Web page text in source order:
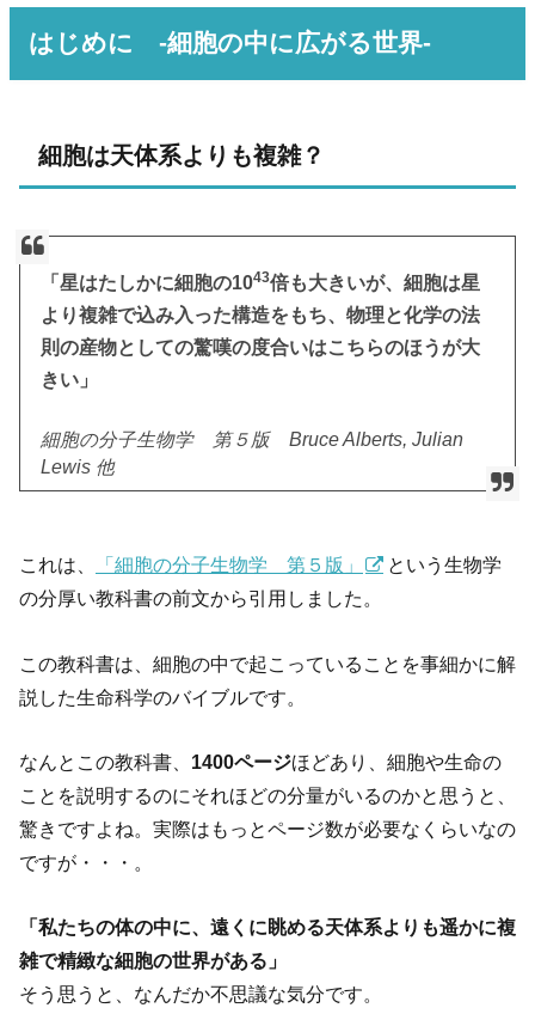
はじめに -細胞の中に広がる世界-
細胞は天体系よりも複雑？
「星はたしかに細胞の1043倍も大きいが、細胞は星
より複雑で込み入った構造をもち、物理と化学の法
則の産物としての驚嘆の度合いはこちらのほうが大
きい」
細胞の分子生物学 第５版 Bruce Alberts, Julian
Lewis 他
これは、 「細胞の分子生物学 第５版」
という生物学
の分厚い教科書の前文から引用しました。
この教科書は、細胞の中で起こっていることを事細かに解
説した生命科学のバイブルです。
なんとこの教科書、 1400ページほどあり、細胞や生命の
ことを説明するのにそれほどの分量がいるのかと思うと、
驚きですよね。実際はもっとページ数が必要なくらいなの
ですが・・・。
「私たちの体の中に、遠くに眺める天体系よりも遥かに複
雑で精緻な細胞の世界がある」
そう思うと、なんだか不思議な気分です。